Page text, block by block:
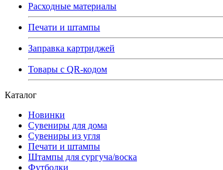
Расходные материалы
Печати и штампы
Заправка картриджей
Товары с QR-кодом
Каталог
Новинки
Сувениры для дома
Сувениры из угля
Печати и штампы
Штампы для сургуча/воска
Футболки